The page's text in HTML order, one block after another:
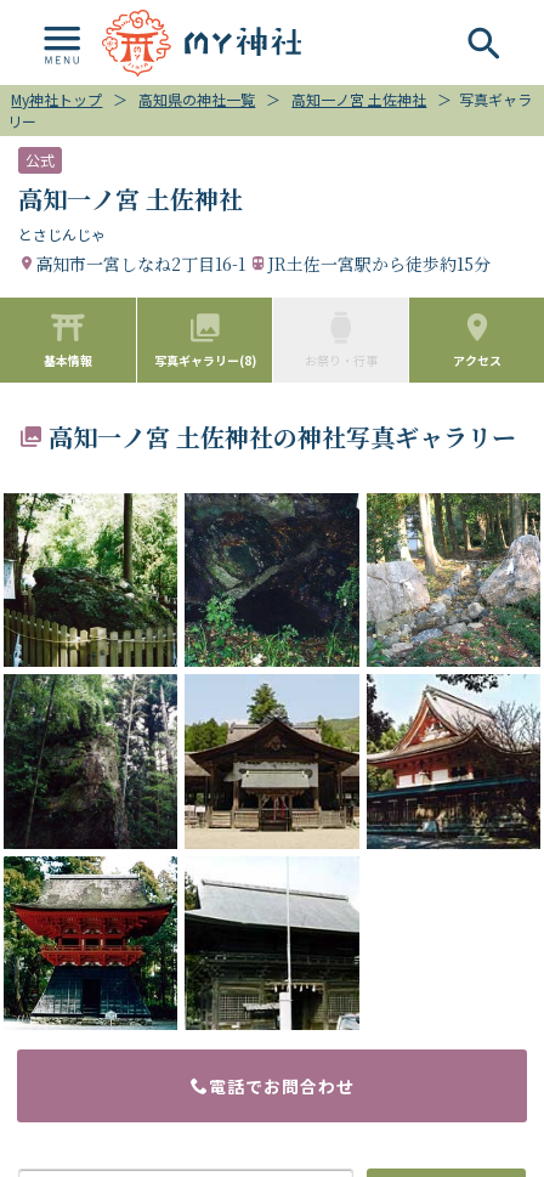
My神社トップ ＞ 高知県の神社一覧 ＞ 高知一ノ宮 土佐神社 ＞ 写真ギャラ
リー
公式
高知一ノ宮 土佐神社
とさじんじゃ
高知市一宮しなね2丁目16-1 JR土佐一宮駅から徒歩約15分
基本情報 写真ギャラリー(8) お祭り・行事 アクセス
高知一ノ宮 土佐神社の神社写真ギャラリー
電話でお問合わせ